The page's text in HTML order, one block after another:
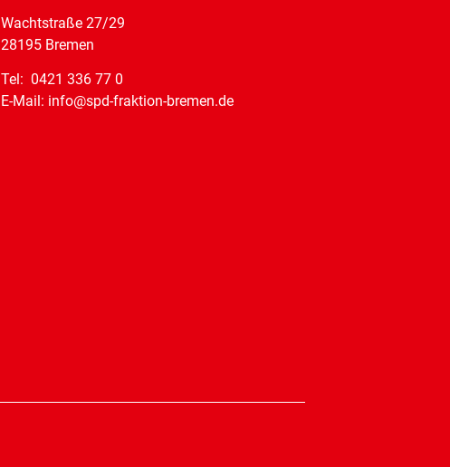
Wachtstraße 27/29
28195 Bremen
Tel: 0421 336 77 0
E-Mail: info@spd-fraktion-bremen.de